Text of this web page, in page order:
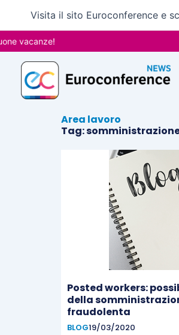
contenuto
Visita il sito Euroconference e
vacanze!
Area lavoro
Tag:
Posted workers:
della
fraudolenta
BLOG19/03/2020